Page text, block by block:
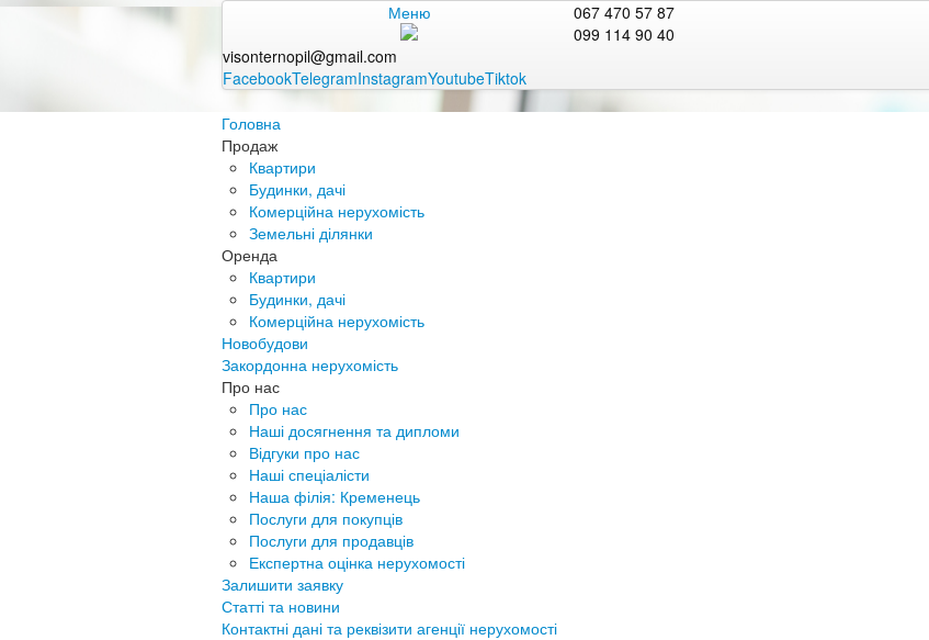
Меню
067 470 57 87
099 114 90 40
visonternopil@gmail.com
FacebookTelegramInstagramYoutubeTiktok
Головна
Продаж
Квартири
Будинки, дачі
Комерційна нерухомість
Земельні ділянки
Оренда
Квартири
Будинки, дачі
Комерційна нерухомість
Новобудови
Закордонна нерухомість
Про нас
Про нас
Наші досягнення та дипломи
Відгуки про нас
Наші спеціалісти
Наша філія: Кременець
Послуги для покупців
Послуги для продавців
Експертна оцінка нерухомості
Залишити заявку
Статті та новини
Контактні дані та реквізити агенції нерухомості